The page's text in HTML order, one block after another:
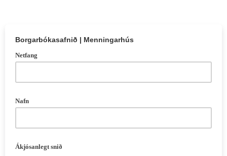
Borgarbókasafnið | Menningarhús
Netfang
Nafn
Ákjósanlegt snið